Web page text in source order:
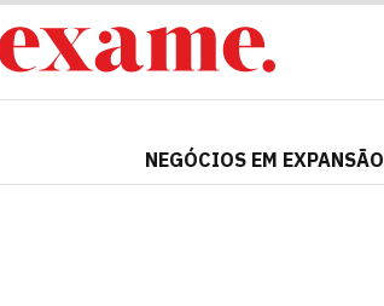
NEGÓCIOS EM EXPANSÃO